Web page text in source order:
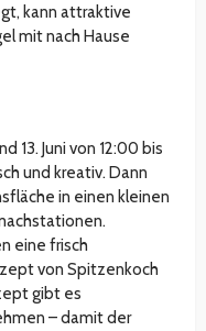
kann attraktive
mit nach Hause
13. Juni von 12:00 bis
und kreativ. Dann
in einen kleinen
eine frisch
von Spitzenkoch
gibt es
– damit der